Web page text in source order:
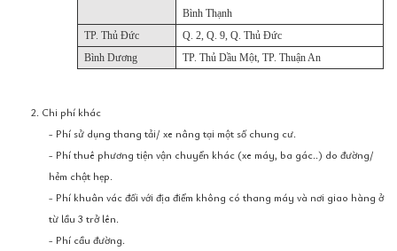
Bình Thạnh
TP. Thủ Đức
Q. 2, Q. 9, Q. Thủ Đức
Bình Dương
TP. Thủ Dầu Một, TP. Thuận An
2. Chi phí khác
- Phí sử dụng thang tải/ xe nâng tại một số chung cư.
- Phí thuê phương tiện vận chuyển khác (xe máy, ba gác..) do đường/
hẻm chật hẹp.
- Phí khuân vác đối với địa điểm không có thang máy và nơi giao hàng ở
từ lầu 3 trở lên.
- Phí cầu đường.